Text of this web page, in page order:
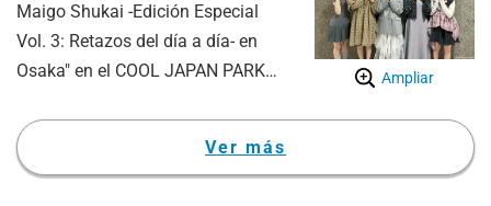
Ampliar
Maigo Shukai -Edición Especial
Vol. 3: Retazos del día a día- en
Osaka" en el COOL JAPAN PARK
es una versión presencial del
programa de radio "MyGO!!!!! no
Ver más